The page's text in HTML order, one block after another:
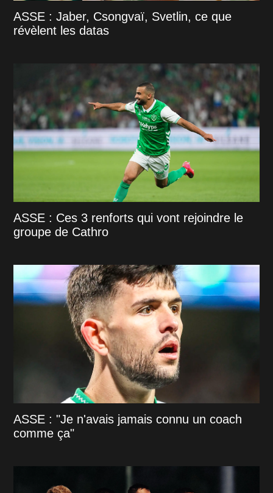
ASSE : Jaber, Csongvaï, Svetlin, ce que
révèlent les datas
ASSE : Ces 3 renforts qui vont rejoindre le
groupe de Cathro
ASSE : "Je n'avais jamais connu un coach
comme ça"